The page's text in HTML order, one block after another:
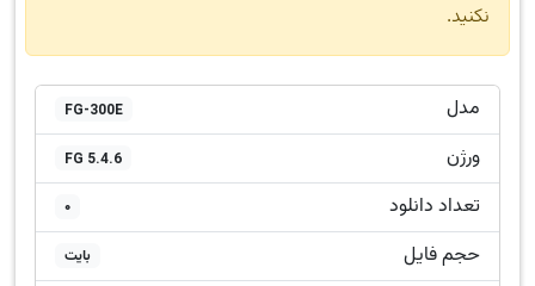
نکنید.
مدل FG-300E
ورژن FG 5.4.6
تعداد دانلود 0
حجم فایل بایت